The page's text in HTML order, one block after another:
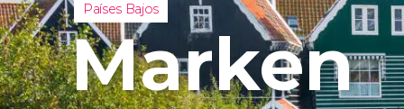
Reino
Países Bajos
Marken